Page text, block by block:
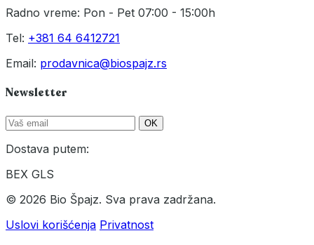
Radno vreme: Pon - Pet 07:00 - 15:00h
Tel: +381 64 6412721
Email: prodavnica@biospajz.rs
Newsletter
OK
Dostava putem:
BEX GLS
© 2026 Bio Špajz. Sva prava zadržana.
Uslovi korišćenja Privatnost